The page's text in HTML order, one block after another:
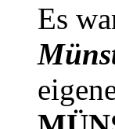
Es